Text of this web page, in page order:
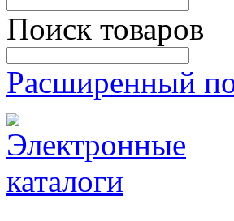
Поиск товаров
Расширенный